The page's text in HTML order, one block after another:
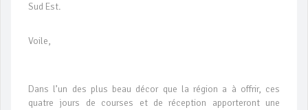
Sud Est.
Voile,
Dans l’un des plus beau décor que la région a à offrir, ces
quatre jours de courses et de réception apporteront une